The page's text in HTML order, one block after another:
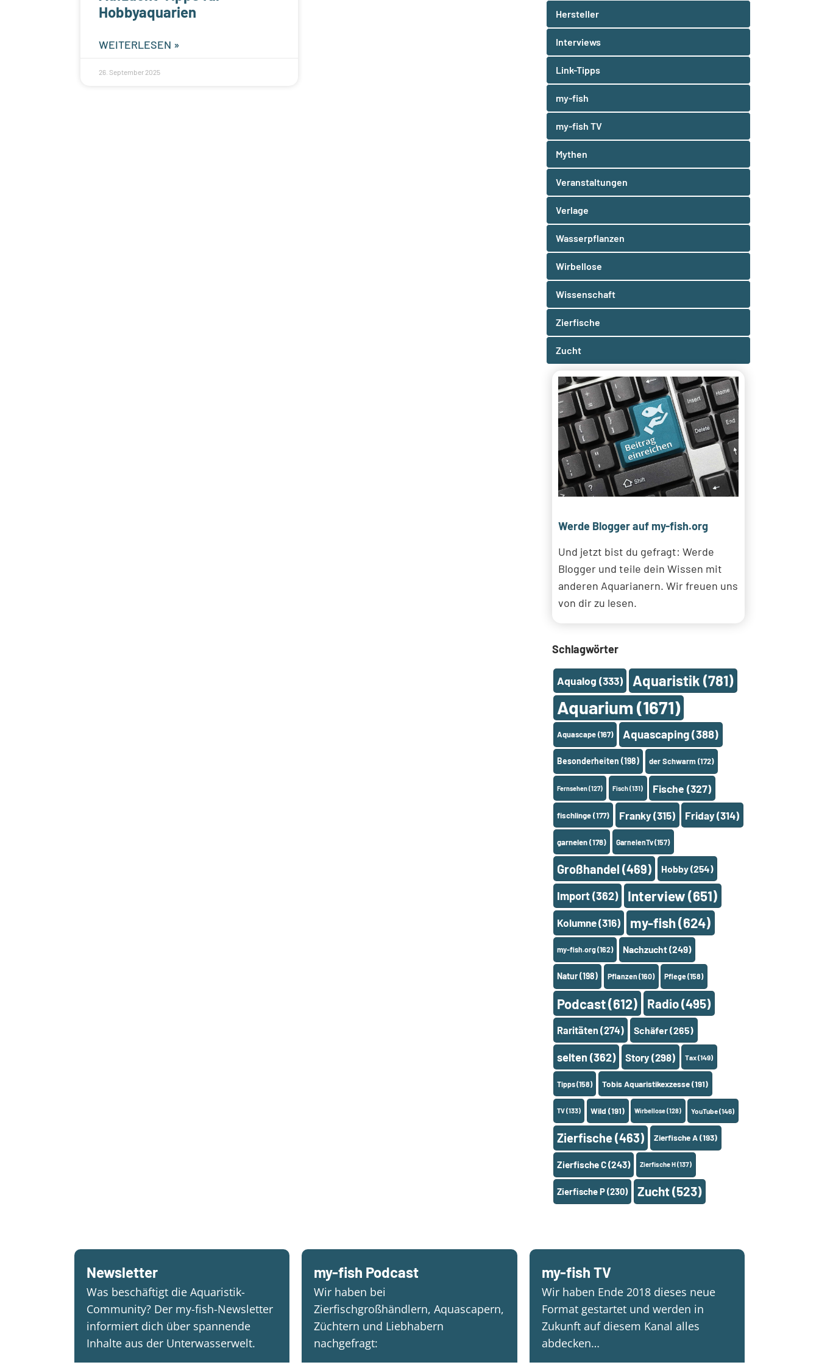
Hobbyaquarien
WEITERLESEN »
26. September 2025
Hersteller
Interviews
Link-Tipps
my-fish
my-fish TV
Mythen
Veranstaltungen
Verlage
Wasserpflanzen
Wirbellose
Wissenschaft
Zierfische
Zucht
Werde Blogger auf my-fish.org
Und jetzt bist du gefragt: Werde
Blogger und teile dein Wissen mit
anderen Aquarianern. Wir freuen uns
von dir zu lesen.
Schlagwörter
Aqualog (333) Aquaristik (781)
Aquarium (1671)
Aquascape(167) Aquascaping(388)
Besonderheiten (198) der Schwarm(172)
Fernsehen(127) Fisch(131) Fische (327)
fischlinge(177) Franky(315) Friday(314)
garnelen(178) GarnelenTv(157)
Großhandel (469) Hobby(254)
Import(362) Interview(651)
Kolumne(316) my-fish(624)
my-fish.org(162) Nachzucht(249)
Natur(198) Pflanzen(160) Pflege(158)
Podcast(612) Radio(495)
Raritäten (274) Schäfer(265)
selten (362) Story (298) Tax(149)
Tipps(158) Tobis Aquaristikexzesse(191)
TV(133) Wild (191) Wirbellose(128) YouTube(146)
Zierfische(463) Zierfische A(193)
Zierfische C(243) Zierfische H(137)
Zierfische P(230) Zucht(523)
Newsletter
Was beschäftigt die Aquaristik-
Community? Der my-fish-Newsletter
informiert dich über spannende
Inhalte aus der Unterwasserwelt.
my-fish Podcast
Wir haben bei
Zierfischgroßhändlern, Aquascapern,
Züchtern und Liebhabern
nachgefragt:
my-fish TV
Wir haben Ende 2018 dieses neue
Format gestartet und werden in
Zukunft auf diesem Kanal alles
abdecken…